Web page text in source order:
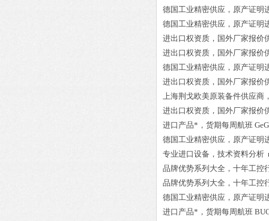
德国工业精密供应，原产证明
德国工业精密供应，原产证明
进出口权资质，国外厂家报价
进出口权资质，国外厂家报价
德国工业精密供应，原产证明
进出口权资质，国外厂家报价
上海荆戈欧美原装备件供应商
进出口权资质，国外厂家报价
进口产品*，货期每周航班
德国工业精密供应，原产证明
专业进口设备，技术资料分析
品牌优势系列大全，十年工控
品牌优势系列大全，十年工控
德国工业精密供应，原产证明
进口产品*，货期每周航班